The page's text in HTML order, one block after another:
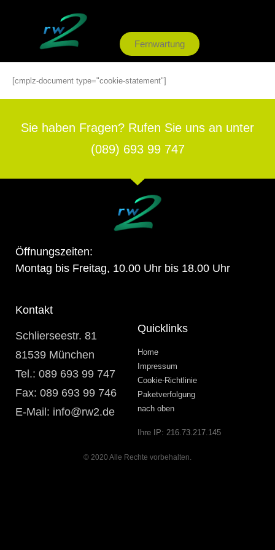
Fernwartung
[cmplz-document type="cookie-statement"]
Sie haben Fragen? Rufen Sie uns an unter
(089) 693 99 747
Öffnungszeiten:
Montag bis Freitag, 10.00 Uhr bis 18.00 Uhr
Kontakt
Schlierseestr. 81
81539 München
Tel.: 089 693 99 747
Fax: 089 693 99 746
E-Mail: info@rw2.de
Quicklinks
Home
Impressum
Cookie-Richtlinie
Paketverfolgung
nach oben
Ihre IP: 216.73.217.145
© 2020 Alle Rechte vorbehalten.